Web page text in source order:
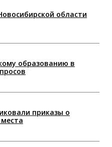
области
образованию в
приказы о